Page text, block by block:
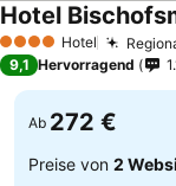
4 Sterne Hotel
Hotel
9,1 Hervorragend
Ab 272 €
Preise von 2